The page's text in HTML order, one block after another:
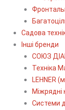
Садова
Інші бренди
СОЮЗ
Техніка
LEHNER
Міжрядні
Системи